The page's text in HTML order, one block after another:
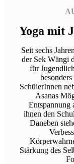
Yoga mit
Seit sechs
der Sek Wängi
für
SchülerInnen
Asanas
Entspannung
ihnen den
Daneben
Stärkung des